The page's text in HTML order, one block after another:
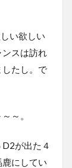
い欲しい
スは訪れ
したし。で
～。
が出た４
にしてい